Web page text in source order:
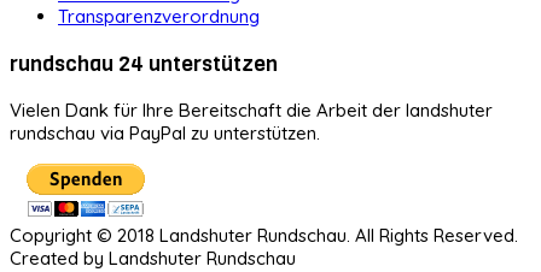
Transparenzverordnung
rundschau 24 unterstützen
Vielen Dank für Ihre Bereitschaft die Arbeit der landshuter
rundschau via PayPal zu unterstützen.
Copyright © 2018 Landshuter Rundschau. All Rights Reserved.
Created by Landshuter Rundschau